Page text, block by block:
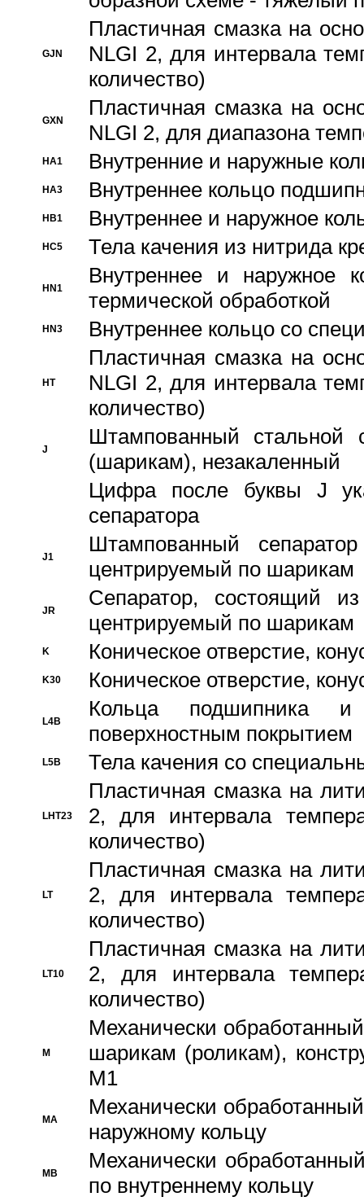
GJN
Пластичная смазка на
NLGI 2, для интервала
количество)
GXN
Пластичная смазка на
NLGI 2, для диапазона
HA1 Внутренние и наружные
HA3 Bнутреннее кольцо
HB1 Bнутреннее и наружное
HC5 Тела качения из нитрида
HN1
Bнутреннее и наружное
термической обработкой
HN3 Внутреннее кольцо со
HT
Пластичная смазка на
NLGI 2, для интервала
количество)
J
Штампованный стальной
(шарикам), незакаленный
Цифра после буквы J
сепаратора
J1
Штампованный
центрируемый по шарикам
JR
Сепаратор, состоящий
центрируемый по шарикам
K Коническое отверстие,
K30 Коническое отверстие,
L4B
Кольца подшипника
поверхностным покрытием
L5B Тела качения со
LHT23
Пластичная смазка на
2, для интервала
количество)
LT
Пластичная смазка на
2, для интервала
количество)
LT10
Пластичная смазка на
2, для интервала
количество)
M
Механически
шарикам (роликам),
M1
MA
Механически
наружному кольцу
MB
Механически
по внутреннему кольцу